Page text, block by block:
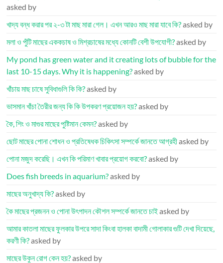
asked by
খাদ্য বন্ধ করার পর ২-৩ টা মাছ মারা গেল। এখন আরও মাছ মারা যাবে কি?asked by
মলা ও পুঁটি মাছের এককচাষ ও মিশ্রচাষের মধ্যে কোনটি বেশী উপযোগী?asked by
My pond has green water and it creating lots of bubble for the
last 10-15 days. Why it is happening?asked by
খাঁচায় মাছ চাষে সুবিধাগুলি কি কি?asked by
ভাসমান খাঁচা তৈরীর জন্য কি কি উপকরণ প্রয়োজন হয়?asked by
কৈ, শিং ও মাগুর মাছের পুষ্টিমান কেমন?asked by
ছোট মাছের পোনা শোধন ও প্রতিষেধক চিকিৎসা সম্পর্কে জানতে আগ্রহীasked by
পোনা মজুদ করেছি। এখন কি পরিমাণ খাবার প্রয়োগ করবো?asked by
Does fish breeds in aquarium?asked by
মাছের অনুখাদ্য কি?asked by
কৈ মাছের প্রজনন ও পোনা উৎপাদন কৌশল সম্পর্কে জানতে চাইasked by
আমার কাতলা মাছের ফুলকার উপরে সাদা কিংবা হালকা বাদামী গোলাকার গুটি দেখা দিয়েছে,
করণী কি?asked by
মাছের উকুন রোগ কেন হয়?asked by